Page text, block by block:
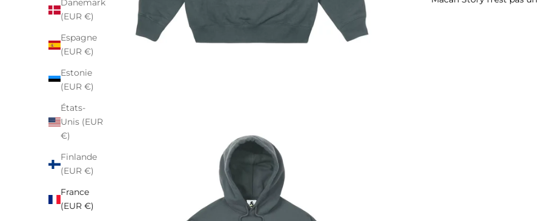
Danemark
(EUR €)
Espagne
(EUR €)
Estonie
(EUR €)
États-
Unis (EUR
€)
Finlande
(EUR €)
France
(EUR €)